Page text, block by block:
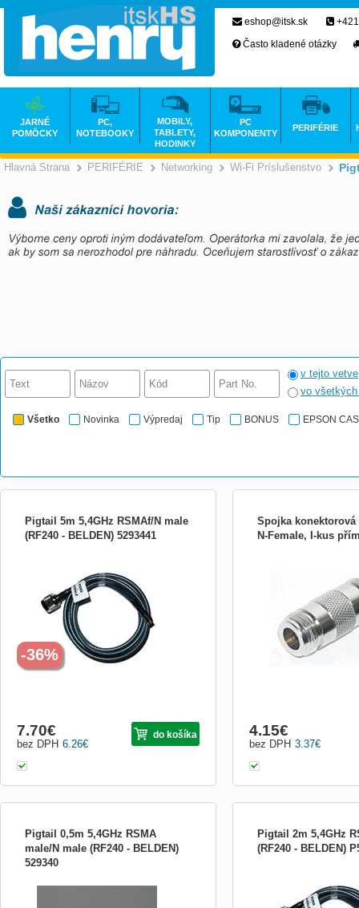
Hlavná Strana >
PERIFÉRIE >
Networking >
Wi-Fi Príslušenstvo
v tejto vetve
vo
Všetko Novinka Výpredaj Tip BONUS EPSON
Pigtail 5m 5,4GHz RSMAf/N male
(RF240 - BELDEN) 5293441
průměrem 6 mm pro propojení access
pointu či bezdrátové karty (rev. SMA
female konektor) a antény (N female).
6.26€
bez DPH
7.70€ do košíka
-36%
Spojka konektorová
N-Female, I-kus
3.37€
bez DPH
4.15€
Pigtail 0,5m 5,4GHz RSMA
male/N male (RF240 - BELDEN)
529340
průměrem 6 mm pro propojení access
Pigtail 2m 5,4GHz
(RF240 - BELDEN)
průměrem 6 mm pro
pointu či bezdrátové
female konektor) a
eshop@itsk.sk
Často kladené otázky
JARNÉ
POMÔCKY
PC,
NOTEBOOKY
MOBILY,
TABLETY,
HODINKY
PC
KOMPONENTY
PERIFÉRIE